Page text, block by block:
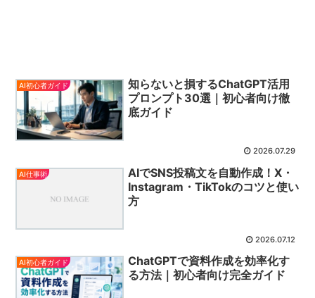
AI初心者ガイド
知らないと損するChatGPT活用
プロンプト30選｜初心者向け徹
底ガイド
2026.07.29
AI仕事術
AIでSNS投稿文を自動作成！X・
Instagram・TikTokのコツと使い
方
2026.07.12
AI初心者ガイド
ChatGPTで資料作成を効率化す
る方法｜初心者向け完全ガイド